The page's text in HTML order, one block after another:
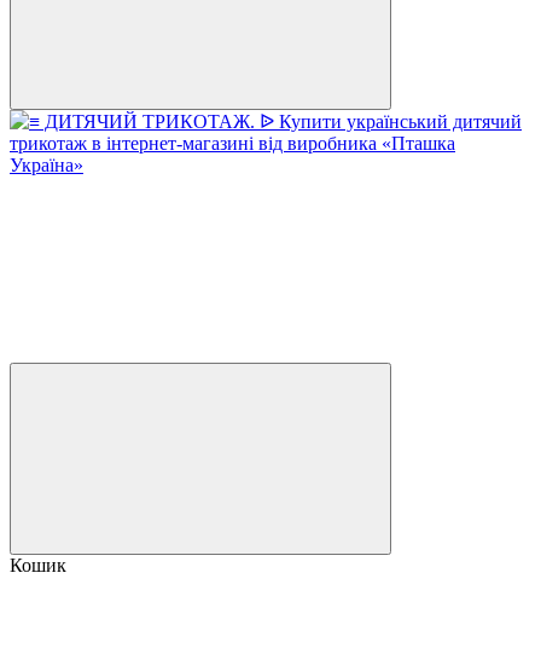
Кошик